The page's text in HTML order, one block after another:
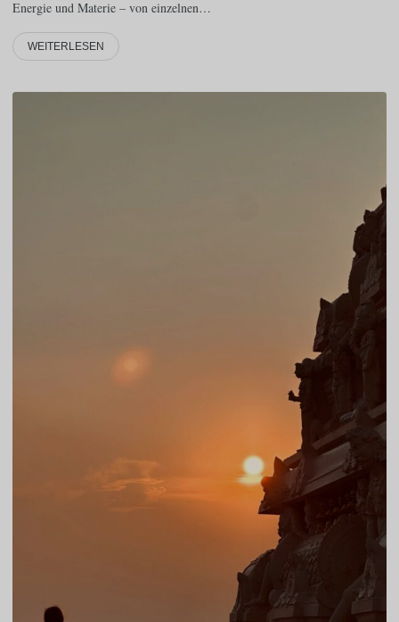
Energie und Materie – von einzelnen…
WEITERLESEN